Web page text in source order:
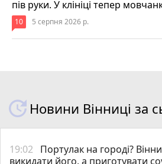
пів руки. У клініці тепер
10 5 серпня 2026 р.
Новини Вінниці за
19:02
Портулак на городі?
викидати його, а приготувати